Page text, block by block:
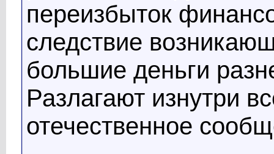
переизбыток
следствие
большие деньги
Разлагают изнутри
отечественное